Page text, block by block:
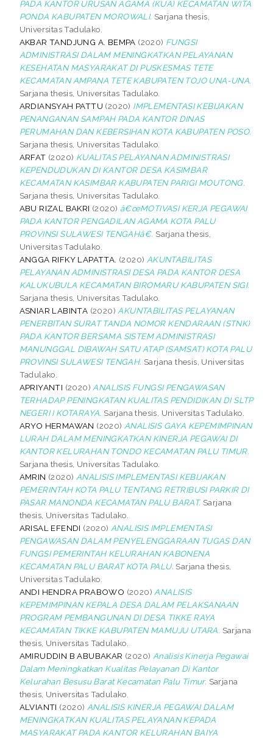
PADA KANTOR URUSAN AGAMA (KUA) KECAMATAN WITA
PONDA KABUPATEN MOROWALI. Sarjana thesis,
Universitas Tadulako.
AKBAR TANDJUNG A. BEMPA (2020) FUNGSI
ADMINISTRASI DALAM MENINGKATKAN PELAYANAN
KESEHATAN MASYARAKAT DI PUSKESMAS TETE
KECAMATAN AMPANA TETE KABUPATEN TOJO UNA-UNA.
Sarjana thesis, Universitas Tadulako.
ARDIANSYAH PATTU (2020) IMPLEMENTASI KEBIJAKAN
PENANGANAN SAMPAH PADA KANTOR DINAS
PERUMAHAN DAN KEBERSIHAN KOTA KABUPATEN POSO.
Sarjana thesis, Universitas Tadulako.
ARFAT (2020) KUALITAS PELAYANAN ADMINISTRASI
KEPENDUDUKAN DI KANTOR DESA KASIMBAR
KECAMATAN KASIMBAR KABUPATEN PARIGI MOUTONG.
Sarjana thesis, Universitas Tadulako.
ABU RIZAL BAKRI (2020) â€œMOTIVASI KERJA PEGAWAI
PADA KANTOR PENGADILAN AGAMA KOTA PALU
PROVINSI SULAWESI TENGAHâ€. Sarjana thesis,
Universitas Tadulako.
ANGGA RIFKY LAPATTA. (2020) AKUNTABILITAS
PELAYANAN ADMINISTRASI DESA PADA KANTOR DESA
KALUKUBULA KECAMATAN BIROMARU KABUPATEN SIGI.
Sarjana thesis, Universitas Tadulako.
ASNIAR LABINTA (2020) AKUNTABILITAS PELAYANAN
PENERBITAN SURAT TANDA NOMOR KENDARAAN (STNK)
PADA KANTOR BERSAMA SISTEM ADMINISTRASI
MANUNGGAL DIBAWAH SATU ATAP (SAMSAT) KOTA PALU
PROVINSI SULAWESI TENGAH. Sarjana thesis, Universitas
Tadulako.
APRIYANTI (2020) ANALISIS FUNGSI PENGAWASAN
TERHADAP PENINGKATAN KUALITAS PENDIDIKAN DI SLTP
NEGERI I KOTARAYA. Sarjana thesis, Universitas Tadulako.
ARYO HERMAWAN (2020) ANALISIS GAYA KEPEMIMPINAN
LURAH DALAM MENINGKATKAN KINERJA PEGAWAI DI
KANTOR KELURAHAN TONDO KECAMATAN PALU TIMUR.
Sarjana thesis, Universitas Tadulako.
AMRIN (2020) ANALISIS IMPLEMENTASI KEBIJAKAN
PEMERINTAH KOTA PALU TENTANG RETRIBUSI PARKIR DI
PASAR MANONDA KECAMATAN PALU BARAT. Sarjana
thesis, Universitas Tadulako.
ARISAL EFENDI (2020) ANALISIS IMPLEMENTASI
PENGAWASAN DALAM PENYELENGGARAAN TUGAS DAN
FUNGSI PEMERINTAH KELURAHAN KABONENA
KECAMATAN PALU BARAT KOTA PALU. Sarjana thesis,
Universitas Tadulako.
ANDI HENDRA PRABOWO (2020) ANALISIS
KEPEMIMPINAN KEPALA DESA DALAM PELAKSANAAN
PROGRAM PEMBANGUNAN DI DESA TIKKE RAYA
KECAMATAN TIKKE KABUPATEN MAMUJU UTARA. Sarjana
thesis, Universitas Tadulako.
AMIRUDDIN B ABUBAKAR (2020) Analisis Kinerja Pegawai
Dalam Meningkatkan Kualitas Pelayanan Di Kantor
Kelurahan Besusu Barat Kecamatan Palu Timur. Sarjana
thesis, Universitas Tadulako.
ALVIANTI (2020) ANALISIS KINERJA PEGAWAI DALAM
MENINGKATKAN KUALITAS PELAYANAN KEPADA
MASYARAKAT PADA KANTOR KELURAHAN BAIYA